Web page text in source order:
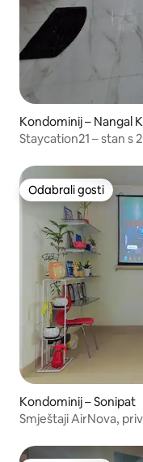
Kondominij – Nangal
Staycation21 – stan s
Odabrali gosti
Odabrali gosti
Kondominij – Sonipat
Smještaji AirNova,